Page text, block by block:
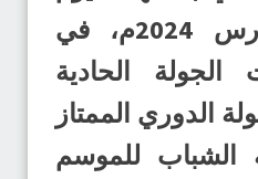
الخميس 28 مارس 2024م، في
الجولة الحادية
الدوري الممتاز
الشباب للموسم